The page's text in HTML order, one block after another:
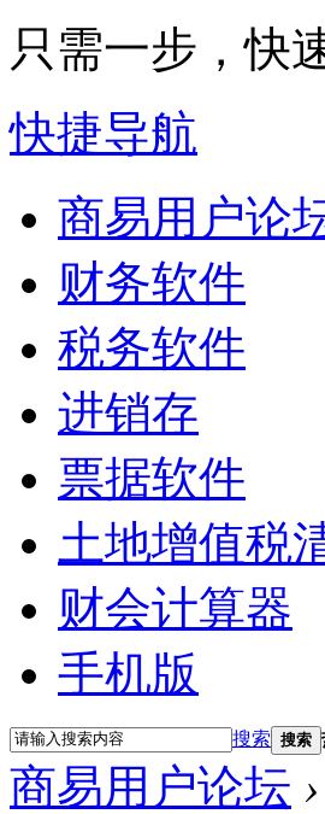
只需一步，快
快捷导航
商易用户论
财务软件
税务软件
进销存
票据软件
土地增值税
财会计算器
手机版
搜索 搜索
商易用户论坛 ›